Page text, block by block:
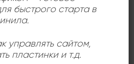
Продано
to
быстрого старта в
управлять сайтом,
пластинки и т.д.